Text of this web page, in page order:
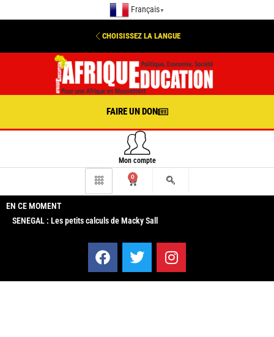
Français ▼
CHOISISSEZ LA LANGUE
FAIRE UN DON
Mon compte
0
EN CE MOMENT
SENEGAL : Les petits calculs de Macky Sall